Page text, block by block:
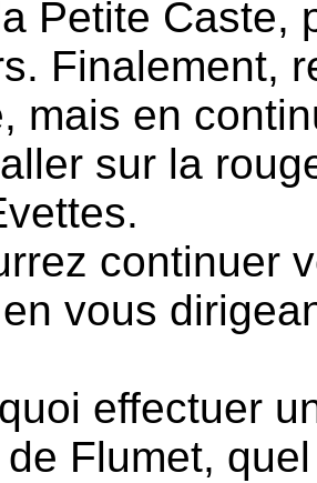
Petite Caste,
Finalement,
mais en
sur la
continuer
vous
effectuer
Flumet,